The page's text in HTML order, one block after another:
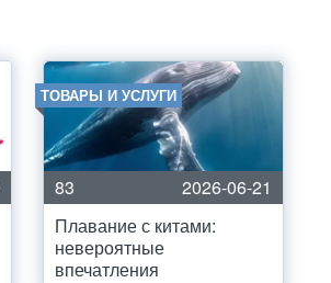
ТОВАРЫ И УСЛУГИ
83
2026-06-21
Плавание с китами:
невероятные
впечатления